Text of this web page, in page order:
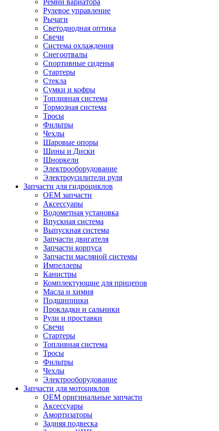
Рулевое управление
Рычаги
Светодиодная оптика
Свечи
Система охлаждения
Снегоотвалы
Спортивные сиденья
Стартеры
Стекла
Сумки и кофры
Топливная система
Тормозная система
Тросы
Фильтры
Чехлы
Шаровые опоры
Шины и Диски
Шноркели
Электрооборудование
Электроусилители руля
Запчасти для гидроциклов
OEM запчасти
Аксессуары
Водометная установка
Впускная система
Выпускная система
Запчасти двигателя
Запчасти корпуса
Запчасти масляной системы
Импеллеры
Канистры
Комплектующие для прицепов
Масла и химия
Подшипники
Прокладки и сальники
Рули и проставки
Свечи
Стартеры
Топливная система
Тросы
Фильтры
Чехлы
Электрооборудование
Запчасти для мотоциклов
OEM оригинальные запчасти
Аксессуары
Амортизаторы
Задняя подвеска